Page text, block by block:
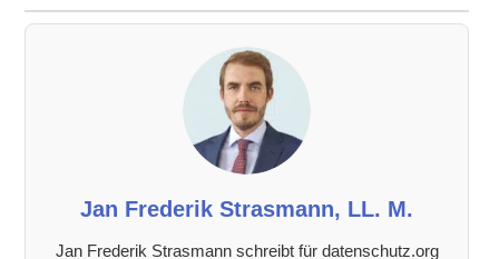
Jan Frederik Strasmann, LL. M.
Jan Frederik Strasmann schreibt für datenschutz.org